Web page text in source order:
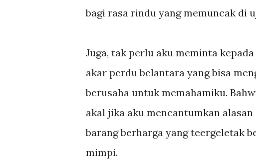
bagi rasa rindu yang memuncak di
Juga, tak perlu aku meminta
akar perdu belantara yang bisa
berusaha untuk memahamiku.
akal jika aku mencantumkan
barang berharga yang teergeletak
mimpi.